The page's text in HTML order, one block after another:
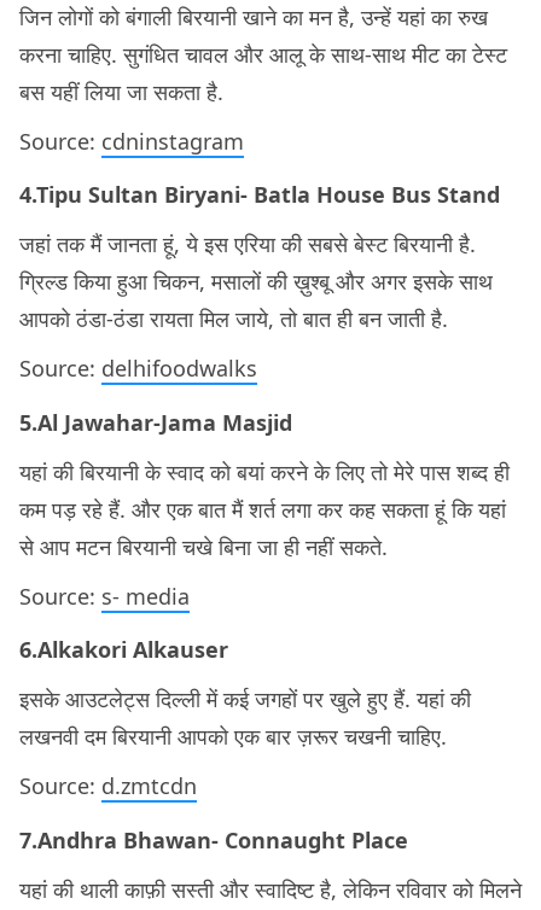
जिन लोगों को बंगाली बिरयानी खाने का मन है, उन्हें यहां का रुख
करना चाहिए. सुगंधित चावल और आलू के साथ-साथ मीट का टेस्ट
बस यहीं लिया जा सकता है.
Source: cdninstagram
4.Tipu Sultan Biryani- Batla House Bus Stand
जहां तक मैं जानता हूं, ये इस एरिया की सबसे बेस्ट बिरयानी है.
ग्रिल्ड किया हुआ चिकन, मसालों की ख़ुश्बू और अगर इसके साथ
आपको ठंडा-ठंडा रायता मिल जाये, तो बात ही बन जाती है.
Source: delhifoodwalks
5.Al Jawahar-Jama Masjid
यहां की बिरयानी के स्वाद को बयां करने के लिए तो मेरे पास शब्द ही
कम पड़ रहे हैं. और एक बात मैं शर्त लगा कर कह सकता हूं कि यहां
से आप मटन बिरयानी चखे बिना जा ही नहीं सकते.
Source: s- media
6.Alkakori Alkauser
इसके आउटलेट्स दिल्ली में कई जगहों पर खुले हुए हैं. यहां की
लखनवी दम बिरयानी आपको एक बार ज़रूर चखनी चाहिए.
Source: d.zmtcdn
7.Andhra Bhawan- Connaught Place
यहां की थाली काफ़ी सस्ती और स्वादिष्ट है, लेकिन रविवार को मिलने